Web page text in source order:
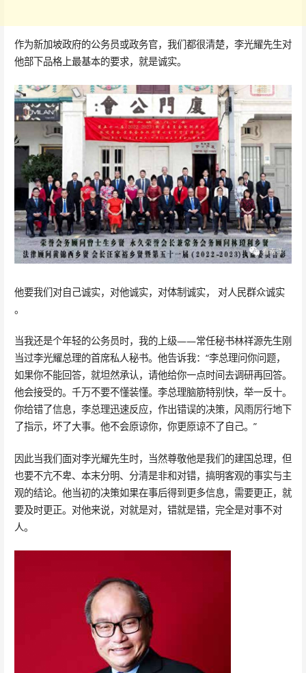
作为新加坡政府的公务员或政务官，我们都很清楚，李光耀先生对
他部下品格上最基本的要求，就是诚实。
他要我们对自己诚实，对他诚实，对体制诚实， 对人民群众诚实
。
当我还是个年轻的公务员时，我的上级——常任秘书林祥源先生刚
当过李光耀总理的首席私人秘书。他告诉我：“李总理问你问题，
如果你不能回答，就坦然承认，请他给你一点时间去调研再回答。
他会接受的。千万不要不懂装懂。李总理脑筋特别快，举一反十。
你给错了信息，李总理迅速反应，作出错误的决策，风雨厉行地下
了指示，坏了大事。他不会原谅你，你更原谅不了自己。”
因此当我们面对李光耀先生时，当然尊敬他是我们的建国总理，但
也要不亢不卑、本末分明、分清是非和对错，搞明客观的事实与主
观的结论。他当初的决策如果在事后得到更多信息，需要更正，就
要及时更正。对他来说，对就是对，错就是错，完全是对事不对
人。